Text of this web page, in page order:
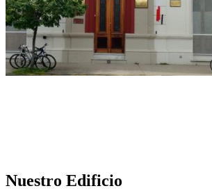
Nuestro Edificio